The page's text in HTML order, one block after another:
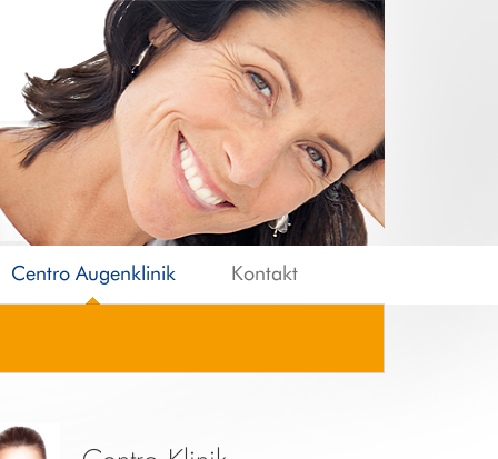
Centro Augenklinik Kontakt